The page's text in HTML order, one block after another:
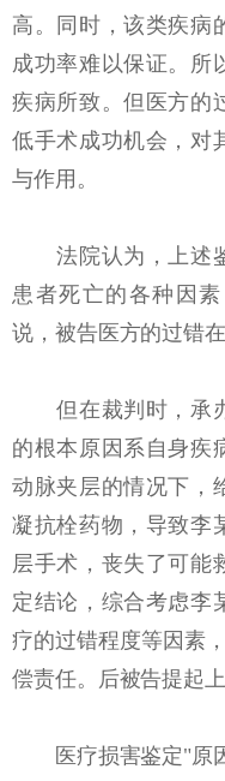
高。同时，该类疾病
成功率难以保证。所
疾病所致。但医方的
低手术成功机会，对
与作用。
法院认为，上述鉴
患者死亡的各种因
说，被告医方的过错
但在裁判时，承办
的根本原因系自身疾
动脉夹层的情况下，
凝抗栓药物，导致李
层手术，丧失了可能
定结论，综合考虑李
疗的过错程度等因素
偿责任。后被告提起
医疗损害鉴定"原因